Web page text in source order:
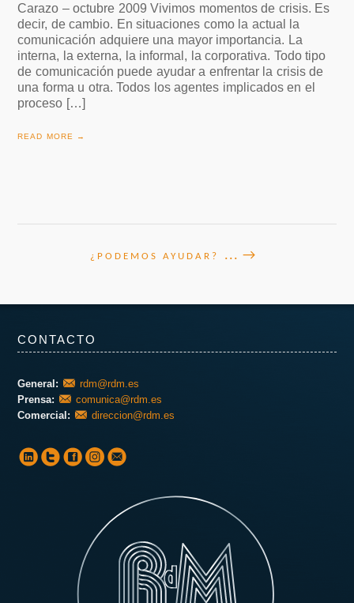
Carazo – octubre 2009 Vivimos momentos de crisis. Es
decir, de cambio. En situaciones como la actual la
comunicación adquiere una mayor importancia. La
interna, la externa, la informal, la corporativa. Todo tipo
de comunicación puede ayudar a enfrentar la crisis de
una forma u otra. Todos los agentes implicados en el
proceso […]
READ MORE →
¿PODEMOS AYUDAR? ... →
CONTACTO
General:
rdm@rdm.es
Prensa:
comunica@rdm.es
Comercial:
direccion@rdm.es